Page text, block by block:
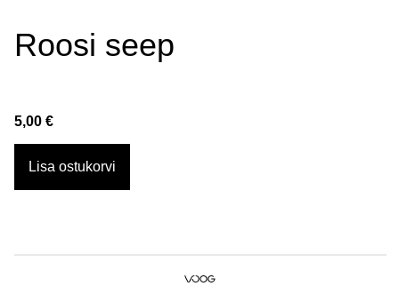
Roosi seep
5,00 €
Lisa ostukorvi